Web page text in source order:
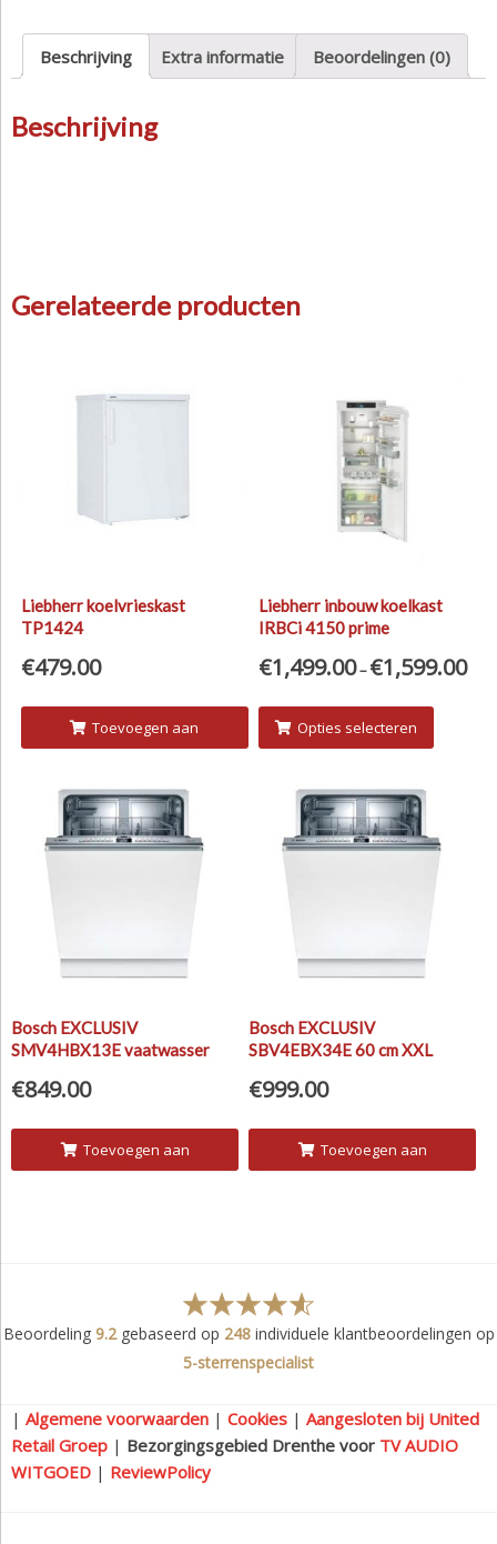
Beschrijving Extra informatie Beoordelingen (0)
Beschrijving
Gerelateerde producten
Liebherr koelvrieskast
TP1424
€479.00
Toevoegen aan
Liebherr inbouw koelkast
IRBCi 4150 prime
€1,499.00–€1,599.00
Opties selecteren
Bosch EXCLUSIV
SMV4HBX13E vaatwasser
€849.00
Toevoegen aan
Bosch EXCLUSIV
SBV4EBX34E 60 cm XXL
€999.00
Toevoegen aan
Beoordeling 9.2gebaseerd op 248individuele klantbeoordelingen op
5-sterrenspecialist
| Algemene voorwaarden | Cookies | Aangesloten bij United
Retail Groep | Bezorgingsgebied Drenthe voor TV AUDIO
WITGOED | ReviewPolicy